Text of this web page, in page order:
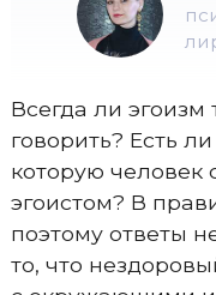
Всегда ли эгоизм
говорить? Есть
которую человек
эгоистом? В
поэтому ответы
то, что